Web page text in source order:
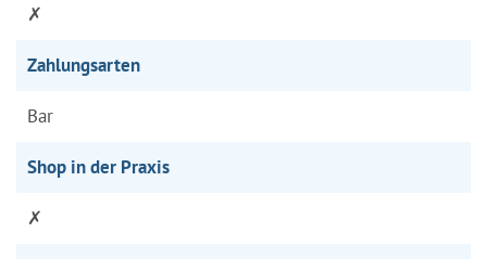
✗
Zahlungsarten
Bar
Shop in der Praxis
✗